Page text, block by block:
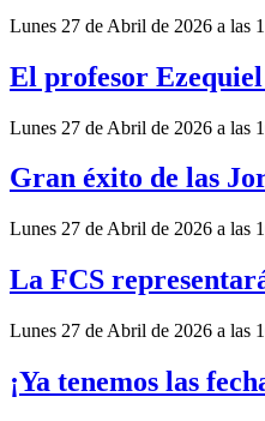
Lunes 27 de Abril de 2026 a las
El profesor
Lunes 27 de Abril de 2026 a las
Gran éxito de las
Lunes 27 de Abril de 2026 a las
La FCS
Lunes 27 de Abril de 2026 a las
¡Ya tenemos las